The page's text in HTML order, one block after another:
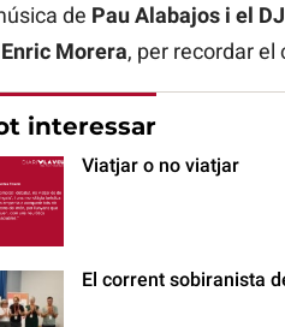
de Pau Alabajos i el
Morera, per recordar
interessar
Viatjar o no viatjar
El corrent sobiranista